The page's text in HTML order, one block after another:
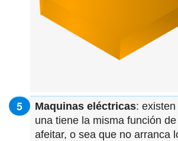
Maquinas eléctricas:
una tiene la misma función
afeitar, o sea que no arranca